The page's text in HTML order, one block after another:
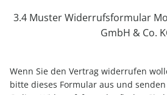
3.4 Muster Widerrufsformular
GmbH & Co.
Wenn Sie den Vertrag widerrufen
bitte dieses Formular aus und senden